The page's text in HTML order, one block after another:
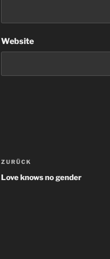
Website
Beitragsnavigation
Vorheriger
Beitrag
ZURÜCK
Love knows no gender